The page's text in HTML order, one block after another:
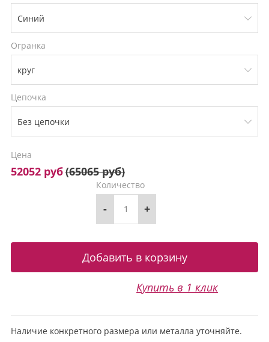
Огранка
Цепочка
Цена
52052 руб(65065 руб)
Количество
- +
Купить в 1 клик
Наличие конкретного размера или металла уточняйте.